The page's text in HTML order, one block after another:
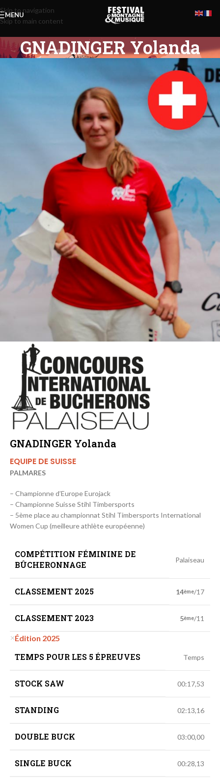
Skip to navigation
Skip to main content
MENU
GNADINGER Yolanda
GNADINGER Yolanda
EQUIPE DE SUISSE
PALMARES
– Championne d’Europe Eurojack
– Championne Suisse Stihl Timbersports
– 5ème place au championnat Stihl Timbersports International
Women Cup (meilleure athlète européenne)
COMPÉTITION FÉMININE DE
BÛCHERONNAGE
Palaiseau
CLASSEMENT 2025 14ème/17
CLASSEMENT 2023 5ème/11
Édition 2025
TEMPS POUR LES 5 ÉPREUVES Temps
STOCK SAW 00:17,53
STANDING 02:13,16
DOUBLE BUCK 03:00,00
SINGLE BUCK 00:28,13